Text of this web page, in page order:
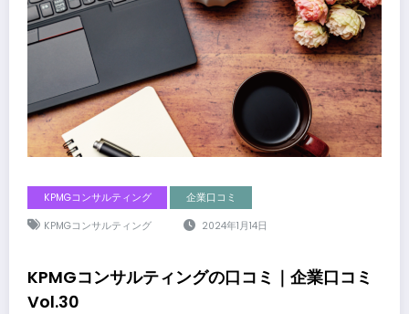
KPMGコンサルティング 企業口コミ
KPMGコンサルティング 2024年1月14日
KPMGコンサルティングの口コミ｜企業口コミ
Vol.30